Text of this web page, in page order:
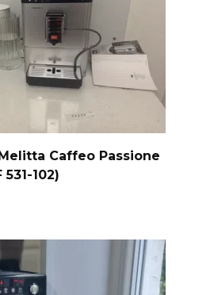
Caffeo Passione
531-102)